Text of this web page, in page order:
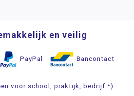
en veilig
PayPal Bancontact
voor school, praktijk, bedrijf *)